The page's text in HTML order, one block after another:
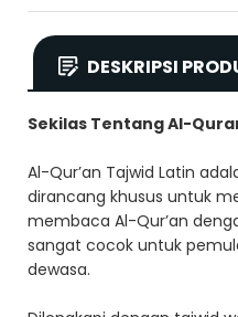
DESKRIPSI
Sekilas TentangAl-
Al-Qur’an Tajwid Latin
dirancang khusus untuk
membaca Al-Qur’an
sangat cocok untuk
dewasa.